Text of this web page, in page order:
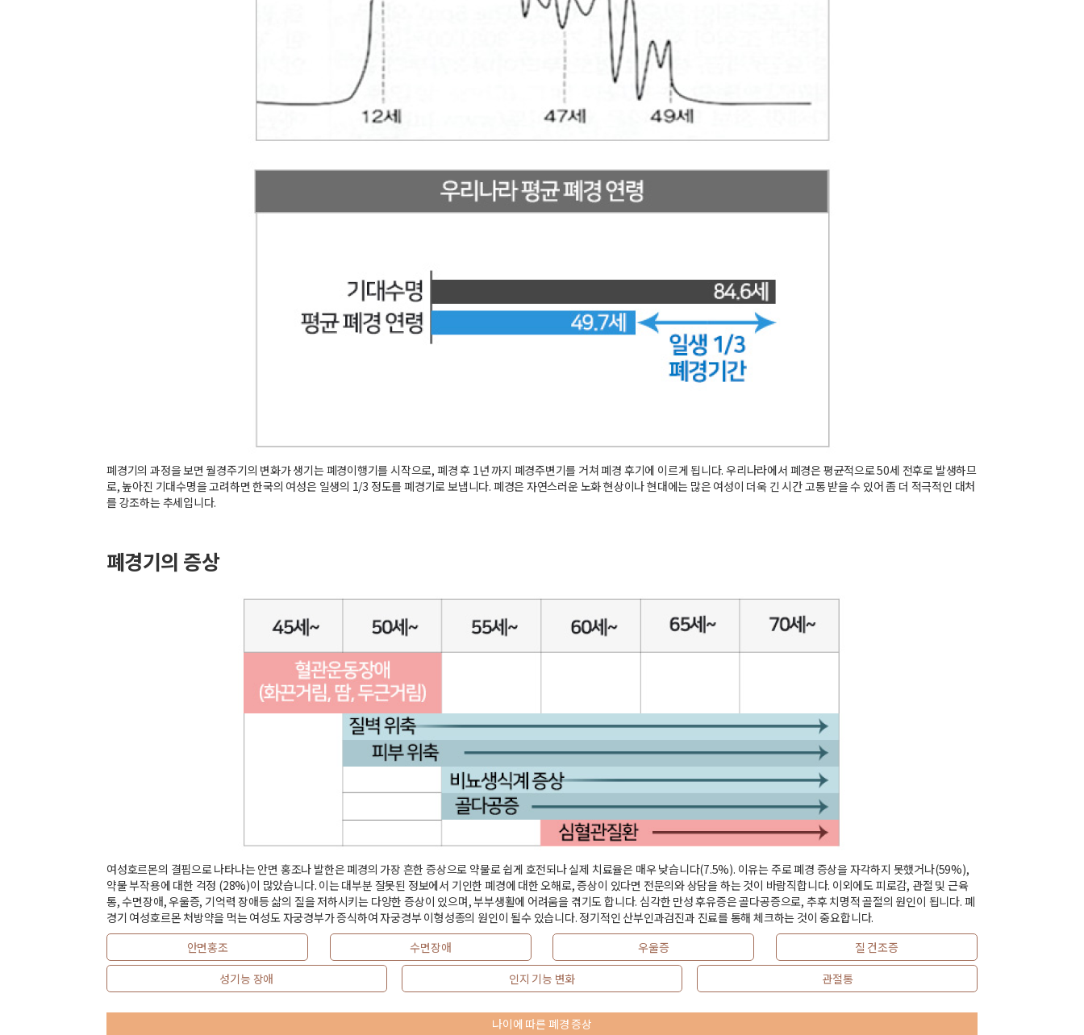
폐경기의 과정을 보면 월경주기의 변화가 생기는 폐경이행기를 시작으로, 폐경 후 1년 까지 폐경주변기를 거쳐 폐경 후기에 이르게 됩니다. 우리나라에서 폐경은 평균적으로 50세 전후로 발생하므
로, 높아진 기대수명을 고려하면 한국의 여성은 일생의 1/3 정도를 폐경기로 보냅니다. 폐경은 자연스러운 노화 현상이나 현대에는 많은 여성이 더욱 긴 시간 고통 받을 수 있어 좀 더 적극적인 대처
를 강조하는 추세입니다.
폐경기의 증상
여성호르몬의 결핍으로 나타나는 안면 홍조나 발한은 폐경의 가장 흔한 증상으로 약물로 쉽게 호전되나 실제 치료율은 매우 낮습니다(7.5%). 이유는 주로 폐경 증상을 자각하지 못했거나(59%),
약물 부작용에 대한 걱정 (28%)이 많았습니다. 이는 대부분 잘못된 정보에서 기인한 폐경에 대한 오해로, 증상이 있다면 전문의와 상담을 하는 것이 바람직합니다. 이외에도 피로감, 관절 및 근육
통, 수면장애, 우울증, 기억력 장애등 삶의 질을 저하시키는 다양한 증상이 있으며, 부부생활에 어려움을 겪기도 합니다. 심각한 만성 후유증은 골다공증으로, 추후 치명적 골절의 원인이 됩니다. 폐
경기 여성호르몬 처방약을 먹는 여성도 자궁경부가 증식하여 자궁경부 이형성종의 원인이 될수 있습니다. 정기적인 산부인과검진과 진료를 통해 체크하는 것이 중요합니다.
안면홍조
수면장애 우울증
질 건조증
성기능 장애
인지 기능 변화 관절통
나이에 따른 폐경 증상